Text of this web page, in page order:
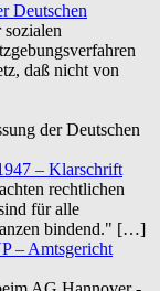
Deutschen
daß nicht von
der Deutschen
– Klarschrift
rechtlichen
für alle
bindend." […]
– Amtsgericht